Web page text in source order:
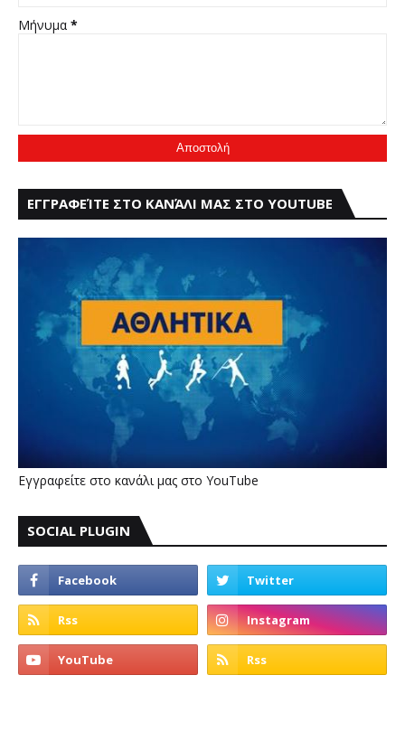
Μήνυμα *
ΕΓΓΡΑΦΕΊΤΕ ΣΤΟ ΚΑΝΆΛΙ ΜΑΣ ΣΤΟ YOUTUBE
Εγγραφείτε στο κανάλι μας στο YouTube
SOCIAL PLUGIN